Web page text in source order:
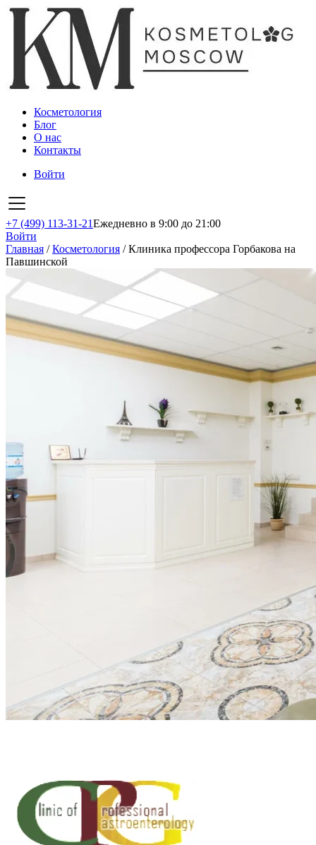
Косметология
Блог
О нас
Контакты
Войти
+7 (499) 113-31-21Ежедневно в 9:00 до 21:00
Войти
Главная /Косметология /Клиника профессора Горбакова на
Павшинской